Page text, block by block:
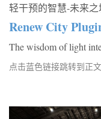
轻干预的智慧-未来之
Renew City
The wisdom of light
点击蓝色链接跳转到正